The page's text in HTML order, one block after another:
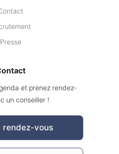
Presse
et prenez rendez-
un conseiller !
rendez-vous